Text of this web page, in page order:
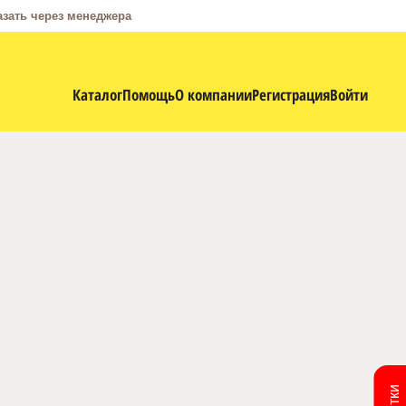
через менеджера
КаталогПомощьО компанииРегистрацияВойти